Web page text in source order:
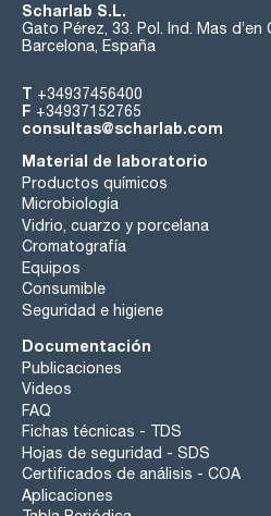
Scharlab S.L.
Gato Pérez, 33. Pol. Ind. Mas d’en
Barcelona, España
T +34937456400
F +34937152765
consultas@scharlab.com
Material de laboratorio
Productos químicos
Microbiología
Vidrio, cuarzo y porcelana
Cromatografía
Equipos
Consumible
Seguridad e higiene
Documentación
Publicaciones
Videos
FAQ
Fichas técnicas - TDS
Hojas de seguridad - SDS
Certificados de análisis - COA
Aplicaciones